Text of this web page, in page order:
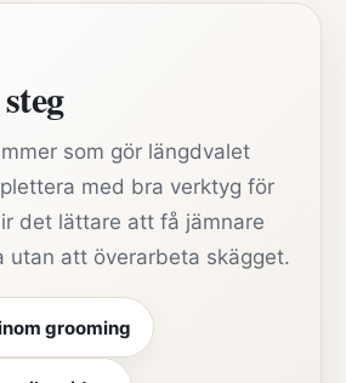
som gör längdvalet
med bra verktyg för
det lättare att få jämnare
utan att överarbeta skägget.
grooming